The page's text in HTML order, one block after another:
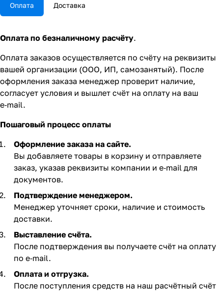
Оплата Доставка
Оплата по безналичному расчёту.
Оплата заказов осуществляется по счёту на реквизиты
вашей организации (ООО, ИП, самозанятый). После
оформления заказа менеджер проверит наличие,
согласует условия и вышлет счёт на оплату на ваш
e‑mail.
Пошаговый процесс оплаты
Оформление заказа на сайте.
Вы добавляете товары в корзину и отправляете
заказ, указав реквизиты компании и e‑mail для
документов.
Подтверждение менеджером.
Менеджер уточняет сроки, наличие и стоимость
доставки.
Выставление счёта.
После подтверждения вы получаете счёт на оплату
по e‑mail. ​
Оплата и отгрузка.
После поступления средств на наш расчётный счёт